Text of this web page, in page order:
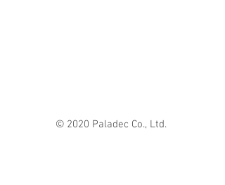
© 2020 Paladec Co., Ltd.